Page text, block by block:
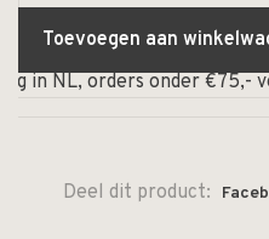
Toevoegen aan
NL, orders onder €75,-
Deel dit product: